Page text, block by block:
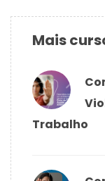
Mais
Trabalho